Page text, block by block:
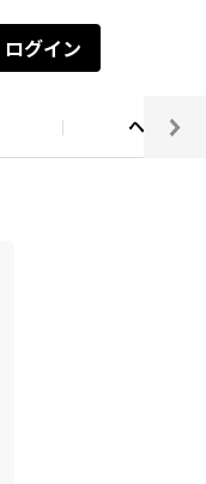
ログイン
ヘルプ